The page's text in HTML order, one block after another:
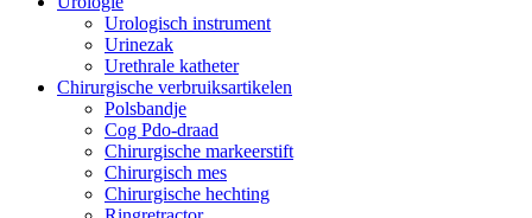
Urologisch instrument
Urinezak
Urethrale katheter
Chirurgische verbruiksartikelen
Polsbandje
Cog Pdo-draad
Chirurgische markeerstift
Chirurgisch mes
Chirurgische hechting